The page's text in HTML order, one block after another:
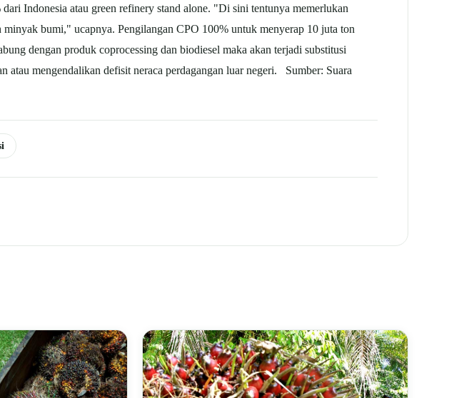
Indonesia atau green refinery stand alone. "Di sini tentunya memerlukan
bumi," ucapnya. Pengilangan CPO 100% untuk menyerap 10 juta ton
dengan produk coprocessing dan biodiesel maka akan terjadi substitusi
mengendalikan defisit neraca perdagangan luar negeri. Sumber: Suara